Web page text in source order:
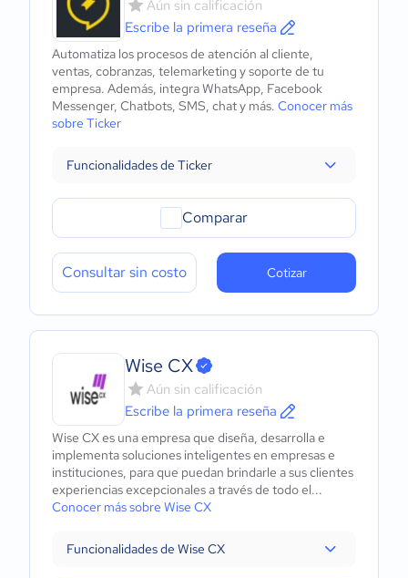
Aún sin calificación
Escribe la primera reseña
Automatiza los procesos de atención al cliente,
ventas, cobranzas, telemarketing y soporte de tu
empresa. Además, integra WhatsApp, Facebook
Messenger, Chatbots, SMS, chat y más. Conocer más
sobre Ticker
Funcionalidades de Ticker
Comparar
Consultar sin costo Cotizar
Wise CX
Aún sin calificación
Escribe la primera reseña
Wise CX es una empresa que diseña, desarrolla e
implementa soluciones inteligentes en empresas e
instituciones, para que puedan brindarle a sus clientes
experiencias excepcionales a través de todo el...
Conocer más sobre Wise CX
Funcionalidades de Wise CX